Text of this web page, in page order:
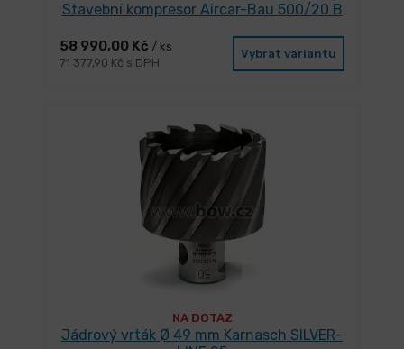
Stavební kompresor Aircar-Bau 500/20 B
58 990,00 Kč / ks
71 377,90 Kč s DPH
Vybrat variantu
NA DOTAZ
Jádrový vrták Ø 49 mm Karnasch SILVER-